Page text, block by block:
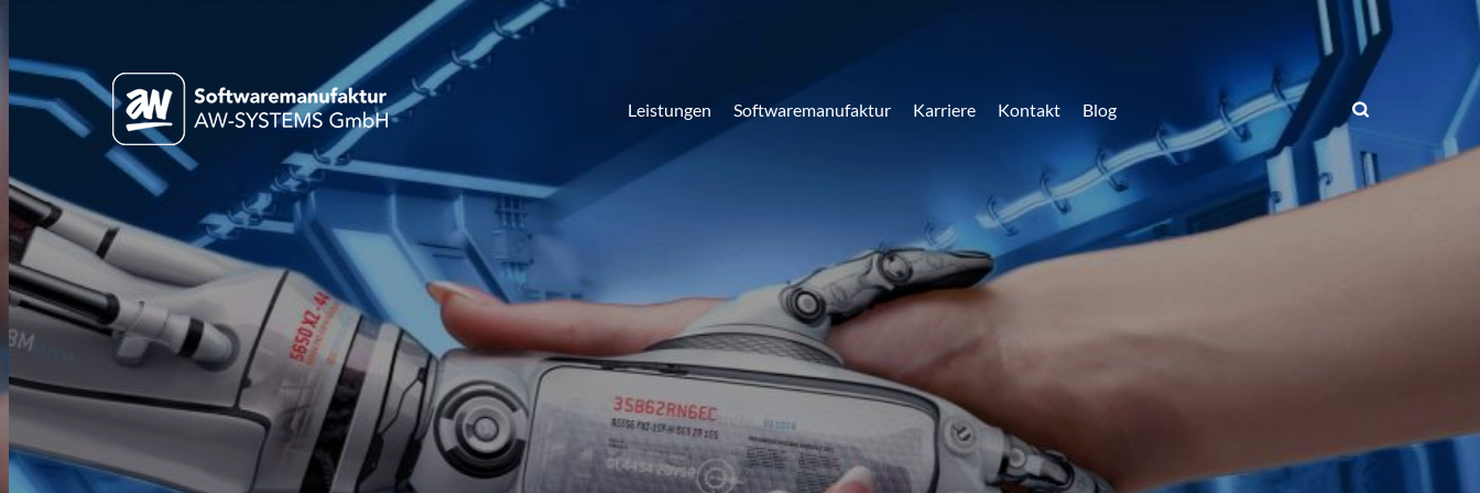
Leistungen Softwaremanufaktur Karriere Kontakt Blog
Ihr Industrie 4.0 Vorhaben
Unsere intelligenten Softwarelösungen